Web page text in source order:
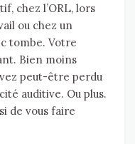
chez l’ORL, lors
ou chez un
tombe. Votre
Bien moins
peut-être perdu
auditive. Ou plus.
de vous faire